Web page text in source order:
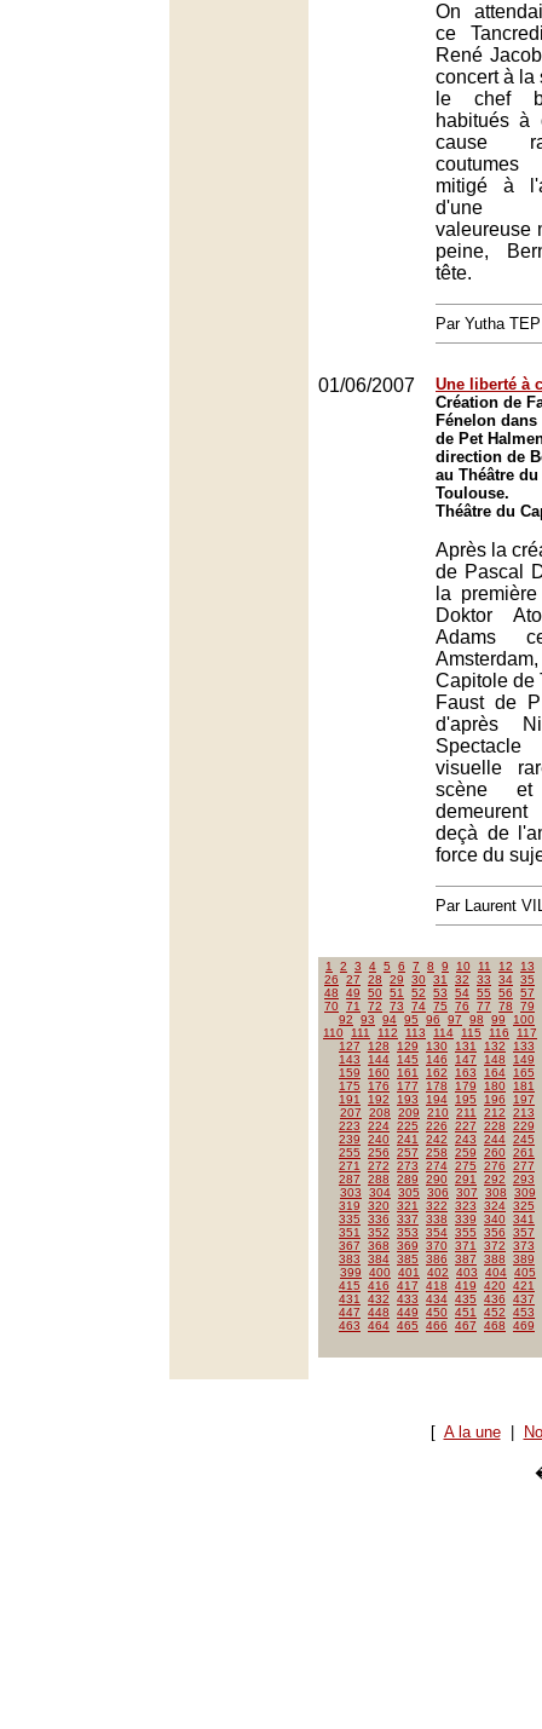
On
ce
René
concert à la
le chef
habitués à
cause
coutumes
mitigé à
d'une
valeureuse
peine,
tête.
Par Yutha TEP
01/06/2007
Une liberté à
Création de
Fénelon
de Pet
direction de
au Théâtre
Toulouse.
Théâtre du
Après la
de Pascal
la
Doktor
Adams
Capitole de
Faust de
d'après
visuelle
scène
deçà de
force du
Par Laurent
1 2 3 4 5 6 7 8 9 10 11 12
13
26
27 28 29 30 31 32 33 34 35
48
49 50 51 52 53 54 55 56
57
70 71 72 73 74 75 76 77 78
79
92
93 94 95 96 97 98 99
100
110
111 112 113 114 115 116
117
127
128 129 130 131 132
133
143
144 145 146 147 148
149
159
160 161 162 163 164
165
175
176 177 178 179 180
181
191
192 193 194 195 196
197
207
208 209 210 211 212
213
223
224 225 226 227 228
229
239
240 241 242 243 244 245
255
256 257 258 259 260 261
271
272 273 274 275 276
277
287
288 289 290 291 292
293
303
304 305 306 307 308
309
319
320 321 322 323 324 325
335
336 337 338 339 340 341
351
352 353 354 355 356
357
367
368 369 370 371 372
373
383
384 385 386 387 388
389
399
400 401 402 403 404 405
415
416 417 418 419 420 421
431
432 433 434 435 436
437
447
448 449 450 451 452
453
463
464 465 466 467 468 469
[ A la une|